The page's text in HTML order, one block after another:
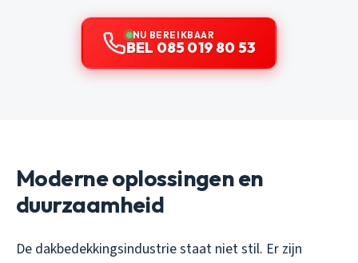
NU BEREIKBAAR
BEL 085 019 80 53
Moderne oplossingen en
duurzaamheid
De dakbedekkingsindustrie staat niet stil. Er zijn